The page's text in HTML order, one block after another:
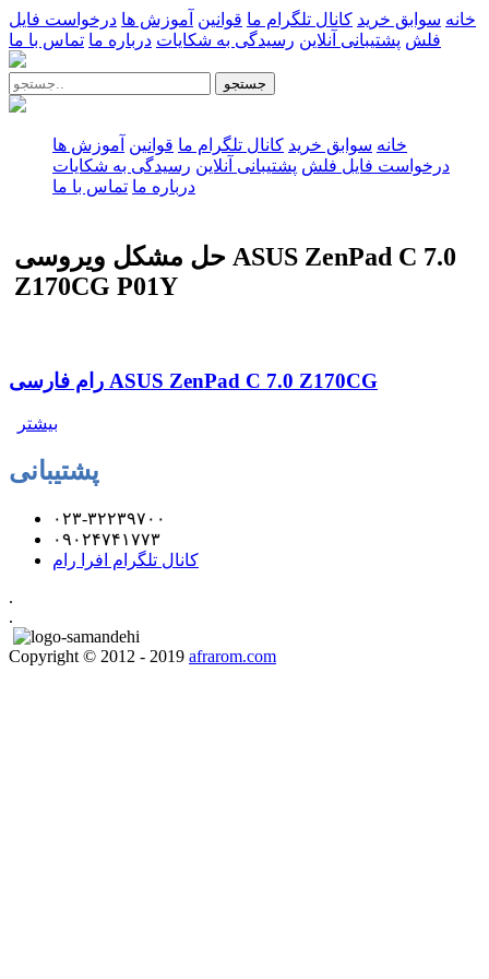
خانه سوابق خرید کانال تلگرام ما قوانین آموزش ها درخواست فایل
فلش پشتیبانی آنلاین رسیدگی به شکایات درباره ما تماس با ما
جستجو
خانه سوابق خرید کانال تلگرام ما قوانین آموزش ها
درخواست فایل فلش پشتیبانی آنلاین رسیدگی به شکایات
درباره ما تماس با ما
حل مشکل ویروسی ASUS ZenPad C 7.0
Z170CG P01Y
رام فارسی ASUS ZenPad C 7.0 Z170CG
بیشتر
پشتیبانی
۰۲۳-۳۲۲۳۹۷۰۰
۰۹۰۲۴۷۴۱۷۷۳
کانال تلگرام افرا رام
.
.
Copyright © 2012 - 2019 afrarom.com